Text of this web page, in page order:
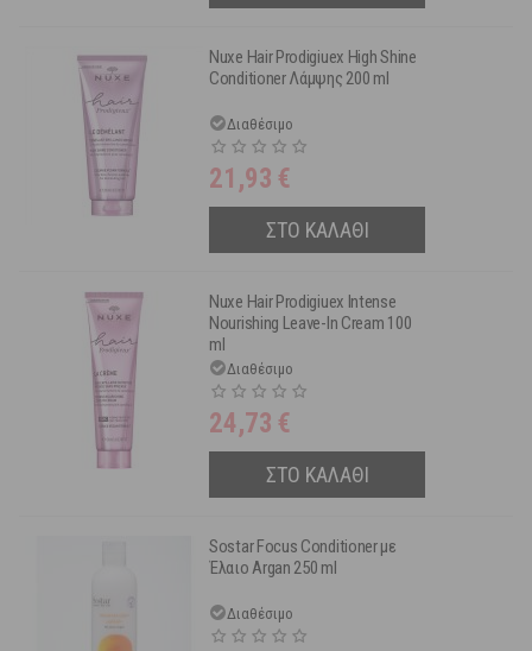
Nuxe Hair Prodigiuex High Shine
Conditioner Λάμψης 200 ml
Διαθέσιμο
21,93 €
ΣΤΟ ΚΑΛΑΘΙ
Nuxe Hair Prodigiuex Intense
Nourishing Leave-In Cream 100
ml
Διαθέσιμο
24,73 €
ΣΤΟ ΚΑΛΑΘΙ
Sostar Focus Conditioner με
Έλαιο Argan 250 ml
Διαθέσιμο